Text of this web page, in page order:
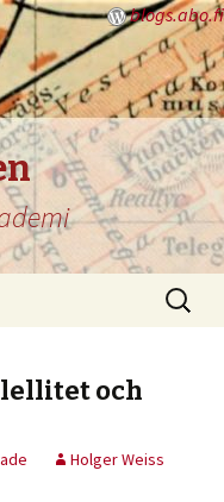
blogs.abo.fi
Sök
efter:
och
Holger Weiss